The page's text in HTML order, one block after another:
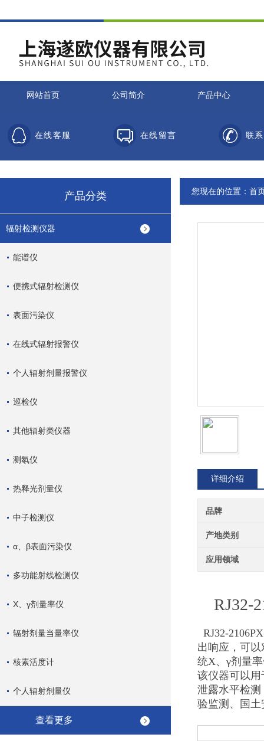
网站首页 公司简介 产品中心
在线客服 在线留言 联
产品分类
辐射检测仪器
能谱仪
便携式辐射检测仪
表面污染仪
在线式辐射报警仪
个人辐射剂量报警仪
巡检仪
其他辐射类仪器
测氡仪
热释光剂量仪
中子检测仪
α、β表面污染仪
多功能射线检测仪
X、γ剂量率仪
辐射剂量当量率仪
核素活度计
个人辐射剂量仪
查看更多
您现在的位置： 首
详细介绍
品牌
产地类别
应用领域
RJ32-
RJ32-2106P
出响应，可
统X、γ剂量
该仪器可以
泄露水平检
验监测、国